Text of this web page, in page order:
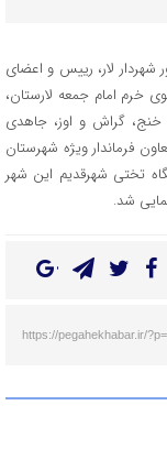
لار، رییس و اعضای
خرم امام جمعه لارستان،
خنج، گراش و اوز، جاهدی
فرماندار ویژه شهرستان
تختی شهرقدیم این شهر
https://pegahekhabar.ir/